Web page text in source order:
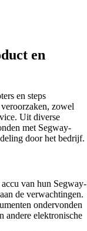
en
en steps
zowel
Uit diverse
met Segway-
door het bedrijf.
van hun Segway-
de verwachtingen.
ondervonden
andere elektronische